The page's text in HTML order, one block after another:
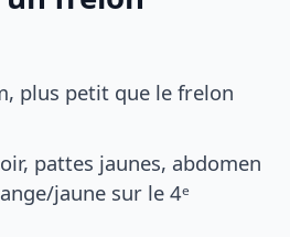
plus petit que le frelon
pattes jaunes, abdomen
jaune sur le 4ᵉ